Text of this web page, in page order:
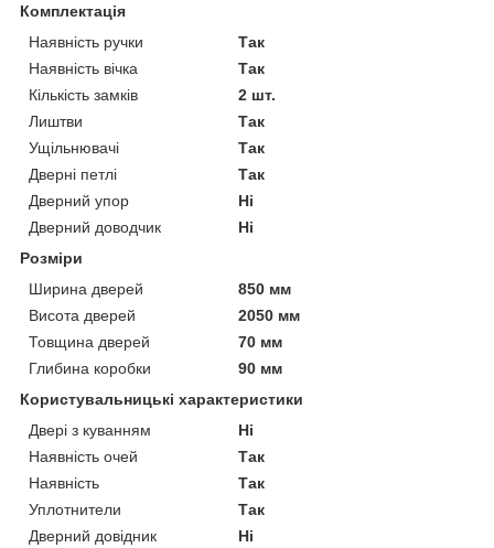
Комплектація
Наявність ручки
Так
Наявність вічка
Так
Кількість замків
2 шт.
Лиштви
Так
Ущільнювачі
Так
Дверні петлі
Так
Дверний упор
Ні
Дверний доводчик
Ні
Розміри
Ширина дверей
850 мм
Висота дверей
2050 мм
Товщина дверей
70 мм
Глибина коробки
90 мм
Користувальницькі характеристики
Двері з куванням
Ні
Наявність очей
Так
Наявність
Так
Уплотнители
Так
Дверний довідник
Ні